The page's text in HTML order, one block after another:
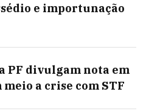
e importunação
PF divulgam nota em
a crise com STF